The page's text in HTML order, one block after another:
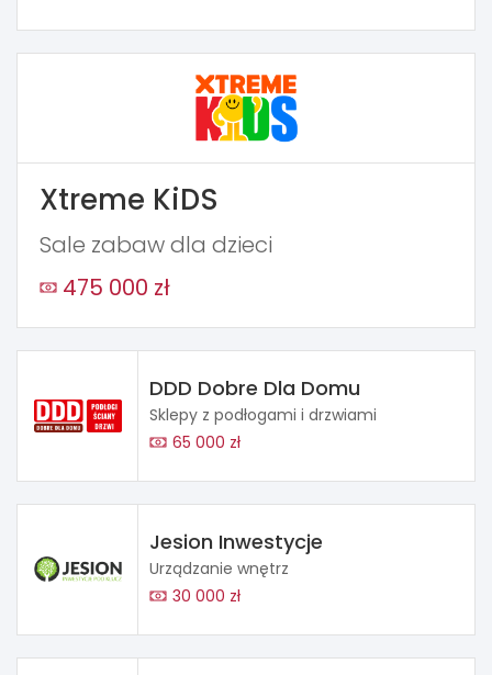
Xtreme KiDS
Sale zabaw dla dzieci
475 000 zł
DDD Dobre Dla Domu
Sklepy z podłogami i drzwiami
65 000 zł
Jesion Inwestycje
Urządzanie wnętrz
30 000 zł